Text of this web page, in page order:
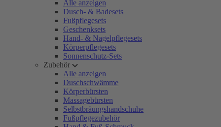
Alle anzeigen
Dusch- & Badesets
Fußpflegesets
Geschenksets
Hand- & Nagelpflegesets
Körperpflegesets
Sonnenschutz-Sets
Zubehör
Alle anzeigen
Duschschwämme
Körperbürsten
Massagebürsten
Selbstbräungshandschuhe
Fußpflegezubehör